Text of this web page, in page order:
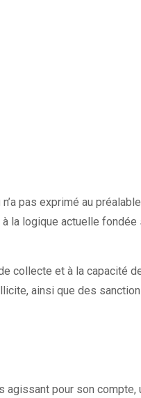
pas exprimé au
à la logique actuelle fondée
collecte et à la capacité
ainsi que des
agissant pour son compte,